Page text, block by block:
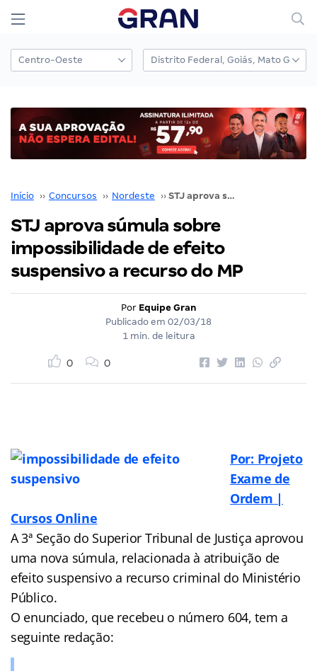
Início ›› Concursos ›› Nordeste ›› STJ aprova súmula sobre impossibilidade de efeito suspensivo a recurso do MP
STJ aprova súmula sobre
impossibilidade de efeito
suspensivo a recurso do MP
Por Equipe Gran
Publicado em 02/03/18
1 min. de leitura
0 0
Por: Projeto
Exame de
Ordem |
Cursos Online
A 3ª Seção do Superior Tribunal de Justiça aprovou
uma nova súmula, relacionada à atribuição de
efeito suspensivo a recurso criminal do Ministério
Público.
O enunciado, que recebeu o número 604, tem a
seguinte redação: